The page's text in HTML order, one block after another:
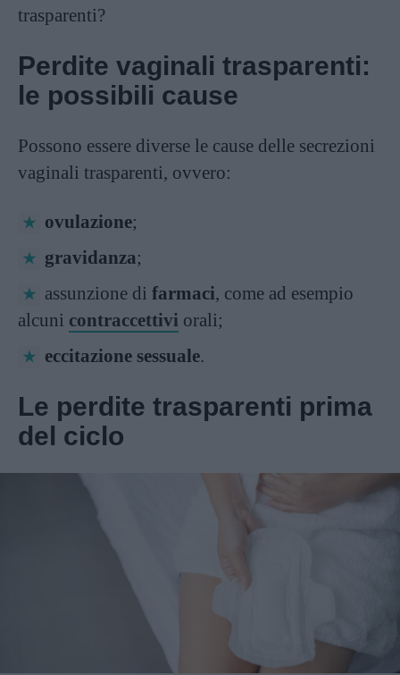
trasparenti?
Perdite vaginali trasparenti:
le possibili cause
Possono essere diverse le cause delle secrezioni
vaginali trasparenti, ovvero:
ovulazione;
gravidanza;
assunzione di farmaci, come ad esempio
alcuni contraccettivi orali;
eccitazione sessuale.
Le perdite trasparenti prima
del ciclo